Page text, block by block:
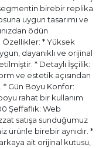
birebir replika
uygun tasarımı ve
ödün
* Yüksek
dayanıklı ve orijinal
* Detaylı İşçilik:
ve estetik açısından
* Gün Boyu Konfor:
rahat bir kullanım
Şeffaflık: Web
satışa sunduğumuz
ürünle birebir aynıdır. *
ait orijinal kutusu,